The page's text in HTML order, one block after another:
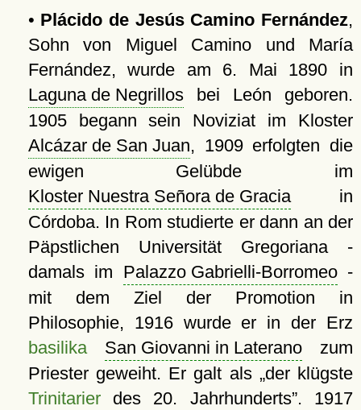
• Plácido de Jesús Camino Fernández,
Sohn von Miguel Camino und María
Fernández, wurde am 6. Mai 1890 in
Laguna de Negrillosbei León geboren.
1905 begann sein Noviziat im Kloster
Alcázar de San Juan, 1909 erfolgten die
ewigen Gelübde im
Kloster Nuestra Señora de Graciain
Córdoba. In Rom studierte er dann an der
Päpstlichen Universität Gregoriana -
damals im Palazzo Gabrielli-Borromeo-
mit dem Ziel der Promotion in
Philosophie, 1916 wurde er in der Erz
basilika
San Giovanni in Lateranozum
Priester geweiht. Er galt als
der klügste
Trinitarierdes 20. Jahrhunderts . 1917